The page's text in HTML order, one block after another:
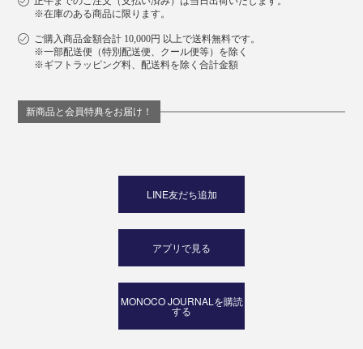
※在庫のある商品に限ります。
ご購入商品金額合計 10,000円 以上で送料無料です。
※一部配送便（特別配送便、クール便等）を除く
※ギフトラッピング料、配送料を除く合計金額
新商品と会員特典をお届け！
LINE友だち追加
アプリで見る
MONOCO JOURNALを購読
する